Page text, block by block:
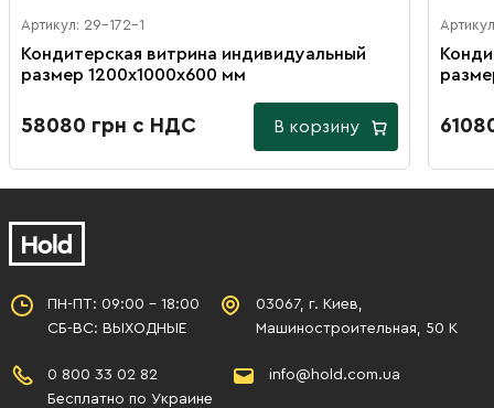
Артикул: 29-172-1
Кондитерская витрина индивидуальный
размер 1200х1000х600 мм
58080 грн с НДС В корзину
ПН-ПТ: 09:00 - 18:00
СБ-ВС: ВЫХОДНЫЕ
03067, г. Киев,
Машиностроительная, 50 К
0 800 33 02 82
Бесплатно по Украине
info@hold.com.ua